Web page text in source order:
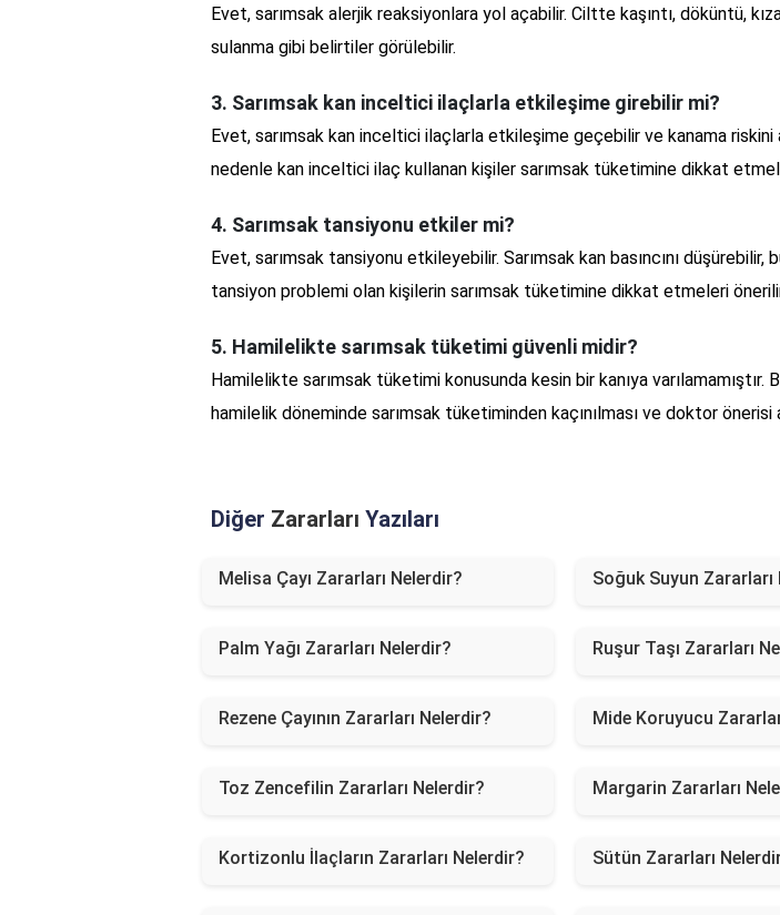
Evet, sarımsak alerjik reaksiyonlara yol açabilir. Ciltte kaşıntı, döküntü,
sulanma gibi belirtiler görülebilir.
3. Sarımsak kan inceltici ilaçlarla etkileşime girebilir mi?
Evet, sarımsak kan inceltici ilaçlarla etkileşime geçebilir ve kanama riskini
nedenle kan inceltici ilaç kullanan kişiler sarımsak tüketimine dikkat
4. Sarımsak tansiyonu etkiler mi?
Evet, sarımsak tansiyonu etkileyebilir. Sarımsak kan basıncını düşürebilir,
tansiyon problemi olan kişilerin sarımsak tüketimine dikkat etmeleri
5. Hamilelikte sarımsak tüketimi güvenli midir?
Hamilelikte sarımsak tüketimi konusunda kesin bir kanıya varılamamıştır.
hamilelik döneminde sarımsak tüketiminden kaçınılması ve doktor önerisi
Diğer Zararları Yazıları
Melisa Çayı Zararları Nelerdir? Soğuk Suyun Zararları
Palm Yağı Zararları Nelerdir? Ruşur Taşı Zararları
Rezene Çayının Zararları Nelerdir? Mide Koruyucu
Toz Zencefilin Zararları Nelerdir? Margarin Zararları
Kortizonlu İlaçların Zararları Nelerdir? Sütün Zararları